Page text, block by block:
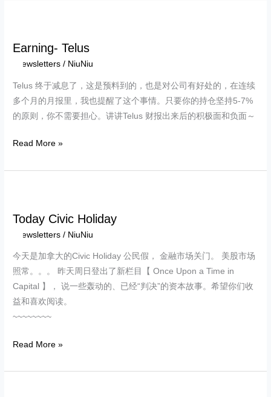
Earning- Telus
Newsletters / NiuNiu
Telus 终于减息了，这是预料到的，也是对公司有好处的，在连续
多个月的月报里，我也提醒了这个事情。只要你的持仓坚持5-7%
的原则，你不需要担心。讲讲Telus 财报出来后的积极面和负面～
Read More »
Today Civic Holiday
Newsletters / NiuNiu
今天是加拿大的Civic Holiday 公民假， 金融市场关门。 美股市场
照常。。。 昨天周日登出了新栏目【 Once Upon a Time in
Capital 】， 说一些轰动的、已经“判决”的资本故事。希望你们收
益和喜欢阅读。
~~~~~~~~
Holiday
Read More »